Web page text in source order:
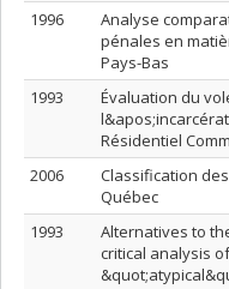
1996
Analyse
pénales en
Pays-Bas
1993
Évaluation du
Résidentiel
2006
Classification
Québec
1993
Alternatives to
critical analysis